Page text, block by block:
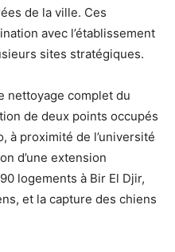
de la ville. Ces
avec l’établissement
sites stratégiques.
nettoyage complet du
de deux points occupés
à proximité de l’université
d’une extension
logements à Bir El Djir,
et la capture des chiens